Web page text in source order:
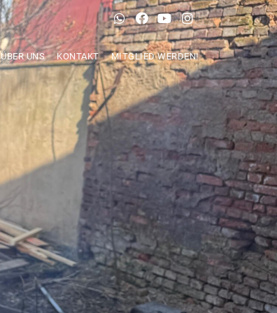
ÜBER UNS KONTAKT MITGLIED WERDEN!